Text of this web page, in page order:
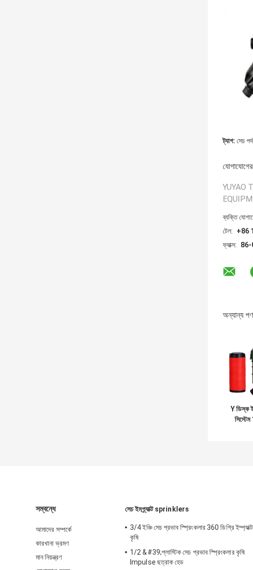
ট্যাগ: সেচ
যোগাযোগের
YUYAO
ব্যক্তি
টেল:
+86
ফ্যাক্স:
86-
অন্যান্য
Y ডিস্ক
সম্বন্ধে
আমাদের সম্পর্কে
কারখানা ভ্রমণ
মান নিয়ন্ত্রণ
সেচ ইমপ্র্যাক্ট sprinklers
3/4 ইঞ্চি সেচ প্রভাব স্প্রিংকলার 360 ডিগ্রি
কৃষি
1/2 &#39;প্লাস্টিক সেচ প্রভাব স্প্রিংকলার কৃষি
Impulse ছত্রাক হেড